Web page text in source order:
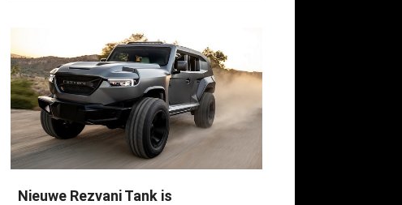
Nieuwe Rezvani Tank is